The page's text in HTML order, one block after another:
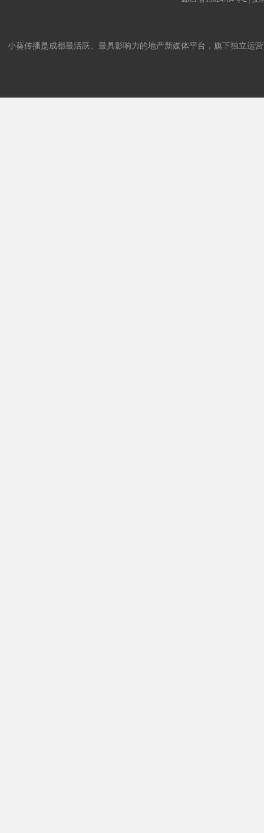
小葵传播是成都最活跃、最具影响力的地产新媒体平台，旗下独立